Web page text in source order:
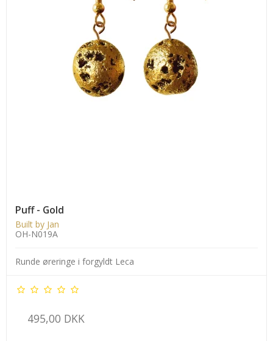
Puff - Gold
Built by Jan
OH-N019A
Runde øreringe i forgyldt Leca
495,00 DKK